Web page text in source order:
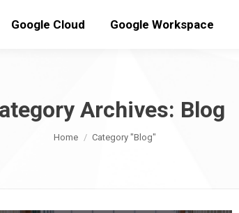
Google Cloud Google Workspace
Archives: Blog
You are here:
Home Category "Blog"